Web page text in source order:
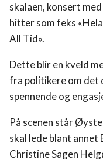
skalaen, konsert
hitter som feks
All Tid».
Dette blir en kveld
fra politikere om det
spennende og
På scenen står
skal lede blant annet
Christine Sagen